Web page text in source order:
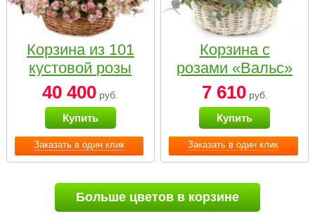
Заказать в один клик
Корзина из 101
кустовой розы
нежных тонов
40 400 руб.
Купить
Заказать в один клик
Корзина с
розами «Вальс»
7 610руб.
Купить
Больше цветов в корзине